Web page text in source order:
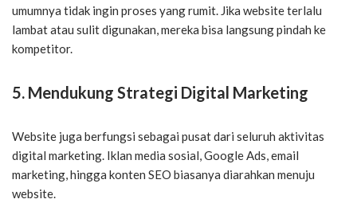
umumnya tidak ingin proses yang rumit. Jika website terlalu
lambat atau sulit digunakan, mereka bisa langsung pindah ke
kompetitor.
5. Mendukung Strategi Digital Marketing
Website juga berfungsi sebagai pusat dari seluruh aktivitas
digital marketing. Iklan media sosial, Google Ads, email
marketing, hingga konten SEO biasanya diarahkan menuju
website.